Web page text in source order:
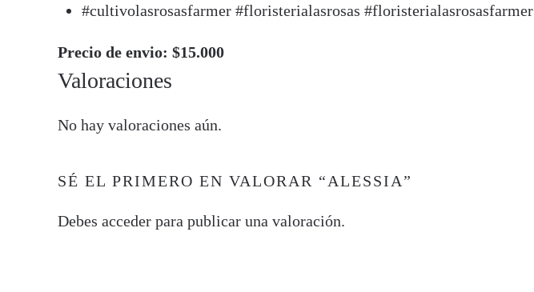
#cultivolasrosasfarmer #floristerialasrosas #floristerialasrosasfarmer
Precio de envio: $15.000
Valoraciones
No hay valoraciones aún.
SÉ EL PRIMERO EN VALORAR “ALESSIA”
Debes acceder para publicar una valoración.